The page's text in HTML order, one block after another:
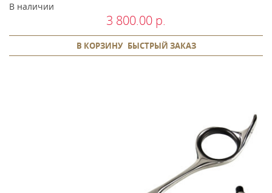
В наличии
3 800.00 р.
В КОРЗИНУ БЫСТРЫЙ ЗАКАЗ